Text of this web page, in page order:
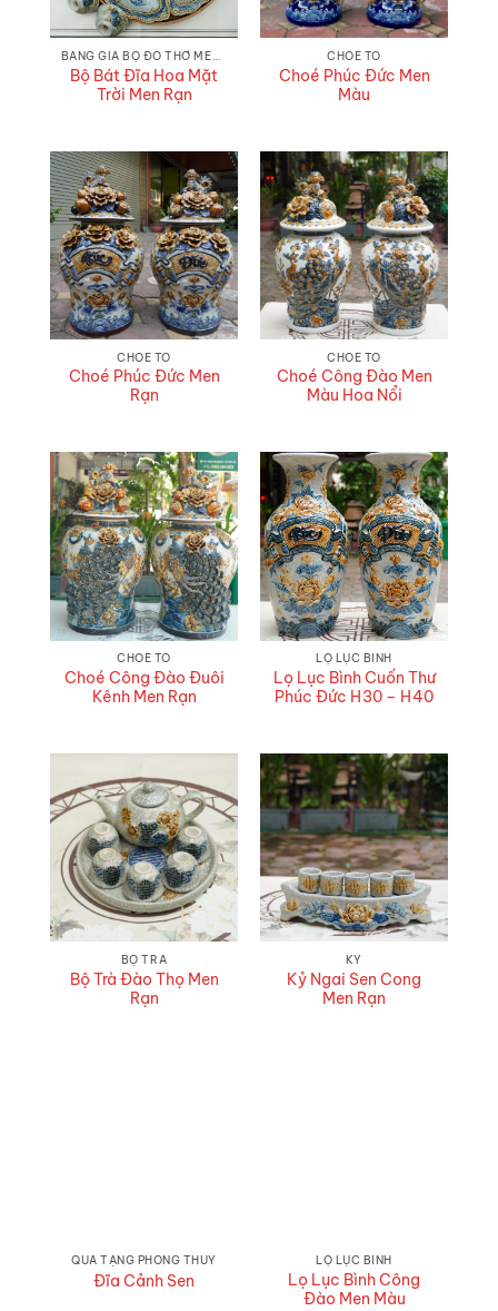
BẢNG GIÁ BỘ ĐỒ THỜ MEN RẠN MỚI NHẤT 2026 - ƯU ĐÃI ĐẾN 20%
Bộ Bát Đĩa Hoa Mặt
Trời Men Rạn
CHOÉ TO
Choé Phúc Đức Men
Màu
CHOÉ TO
Choé Phúc Đức Men
Rạn
CHOÉ TO
Choé Công Đào Men
Màu Hoa Nổi
CHOÉ TO
Choé Công Đào Đuôi
Kênh Men Rạn
LỌ LỤC BÌNH
Lọ Lục Bình Cuốn Thư
Phúc Đức H30 – H40
BỘ TRÀ
Bộ Trà Đào Thọ Men
Rạn
KỶ
Kỷ Ngai Sen Cong
Men Rạn
QUÀ TẶNG PHONG THUỶ
Đĩa Cảnh Sen
LỌ LỤC BÌNH
Lọ Lục Bình Công
Đào Men Màu